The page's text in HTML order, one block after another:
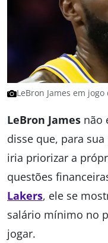
LeBron James em
LeBron James não
disse que, para
iria priorizar a
questões
Lakers, ele se
salário mínimo no
jogar.